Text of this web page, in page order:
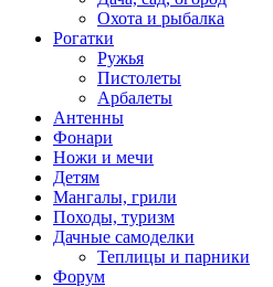
Охота и рыбалка
Рогатки
Ружья
Пистолеты
Арбалеты
Антенны
Фонари
Ножи и мечи
Детям
Мангалы, грили
Походы, туризм
Дачные самоделки
Теплицы и парники
Форум